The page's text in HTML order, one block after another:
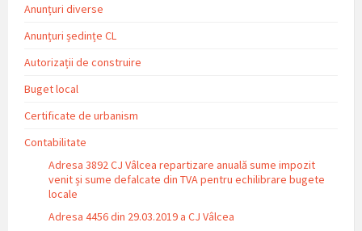
Anunțuri diverse
Anunțuri ședințe CL
Autorizații de construire
Buget local
Certificate de urbanism
Contabilitate
Adresa 3892 CJ Vâlcea repartizare anuală sume impozit
venit și sume defalcate din TVA pentru echilibrare bugete
locale
Adresa 4456 din 29.03.2019 a CJ Vâlcea